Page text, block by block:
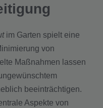
im Garten spielt eine
von
Maßnahmen lassen
beeinträchtigen.
Aspekte von